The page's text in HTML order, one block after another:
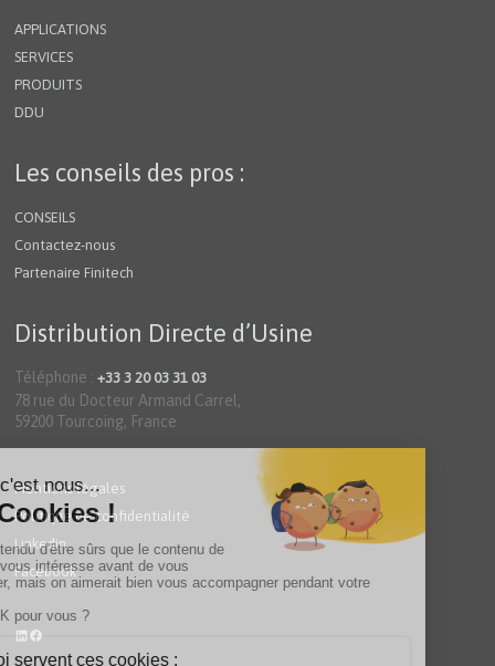
APPLICATIONS
SERVICES
PRODUITS
DDU
Les conseils des pros :
CONSEILS
Contactez-nous
Partenaire Finitech
Distribution Directe d’Usine
Téléphone :+33 3 20 03 31 03
78 rue du Docteur Armand Carrel,
59200 Tourcoing, France
Mentions légales
Politique de confidentialité
Linkedin
Facebook